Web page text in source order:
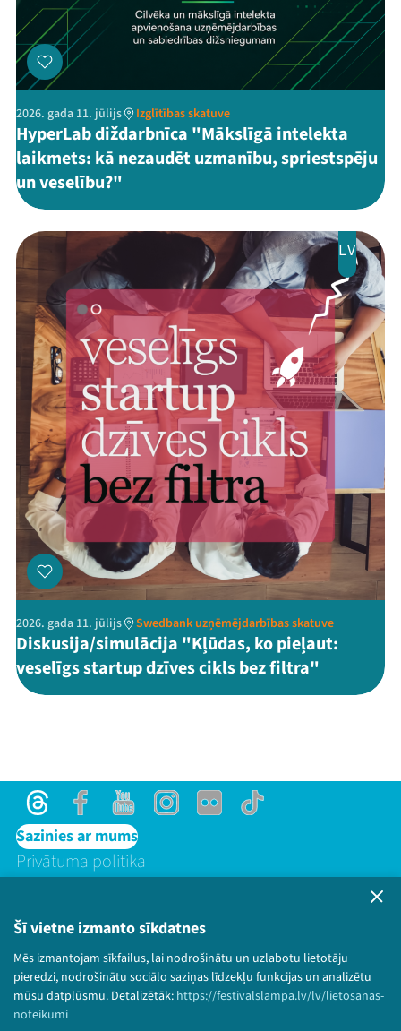
Šī vietne izmanto sīkdatnes
Mēs izmantojam sīkfailus, lai nodrošinātu un uzlabotu lietotāju
pieredzi, nodrošinātu sociālo saziņas līdzekļu funkcijas un analizētu
mūsu datplūsmu. Detalizētāk: https://festivalslampa.lv/lv/lietosanas-
noteikumi
2026. gada 11. jūlijs Izglītības skatuve
HyperLab diždarbnīca "Mākslīgā intelekta
laikmets: kā nezaudēt uzmanību, spriestspēju
un veselību?"
LV
2026. gada 11. jūlijs Swedbank uzņēmējdarbības skatuve
Diskusija/simulācija "Kļūdas, ko pieļaut:
veselīgs startup dzīves cikls bez filtra"
ThreadsFacebookYoutubeInstagram
Flick TikTok
Sazinies ar mums
Privātuma politika
© 2026 Sarunu festivāls LAMPA Visas tiesības
paturētas.